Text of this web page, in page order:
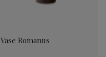
Vase Romanus